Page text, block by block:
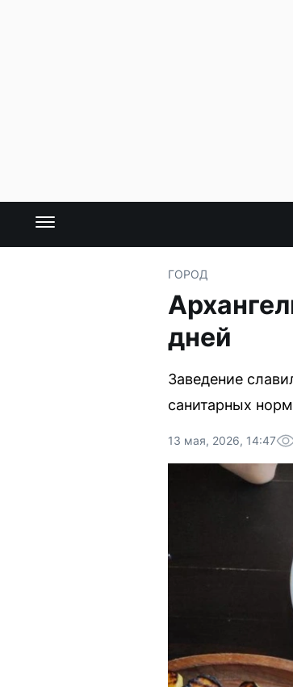
ГОРОД
дней
Заведение
санитарных
13 мая, 2026, 14:47